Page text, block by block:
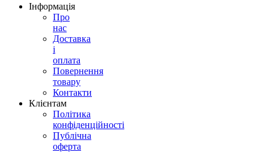
Інформація
Про
нас
Доставка
і
оплата
Повернення
товару
Контакти
Клієнтам
Політика
конфіденційності
Публічна
оферта